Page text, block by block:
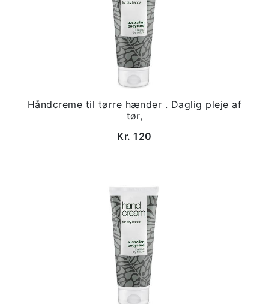
Håndcreme til tørre hænder . Daglig pleje af
tør,
Kr. 120